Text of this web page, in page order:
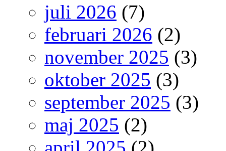
juli 2026 (7)
februari 2026 (2)
november 2025 (3)
oktober 2025 (3)
september 2025 (3)
maj 2025 (2)